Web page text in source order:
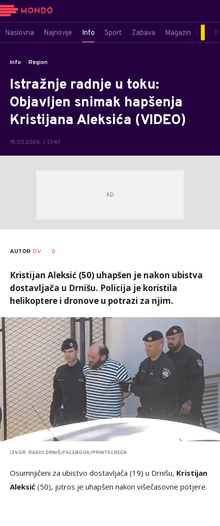
Naslovna Najnovije Info Sport Zabava Magazin
Info Region
Istražnje radnje u toku:
Objavljen snimak hapšenja
Kristijana Aleksića (VIDEO)
18.05.2026. / 13:47
AUTOR D.V. 0
Kristijan Aleksić (50) uhapšen je nakon ubistva
dostavljača u Drnišu. Policija je koristila
helikoptere i dronove u potrazi za njim.
IZVOR: RADIO DRNIŠ/FACEBOOK/PRINTSCREEN
Osumnjičeni za ubistvo dostavljača (19) u Drnišu, Kristijan
Aleksić (50), jutros je uhapšen nakon višečasovne potjere.